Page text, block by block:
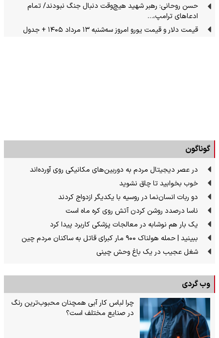
حسن روحانی: رهبر شهید هیچ‌وقت دنبال جنگ نبودند/ تمام
ادعاهای ترامپ،…
قیمت دلار و قیمت یورو امروز سه‌شنبه ۱۳ مرداد ۱۴۰۵ + جدول
گوناگون
در عصر دیجیتال مردم به دوربین‌های مکانیکی روی آورده‌اند
خوب بخوابید تا چاق نشوید
دو ربات انسان‌نما در روسیه با یکدیگر ازدواج کردند
ناسا درصدد روشن کردن آتش روی کره ماه است
یک بار هم نوشابه در معالجات پزشکی کاربرد پیدا کرد
ببینید | حمله هولناک ۹۰۰ مار کبرای قاتل به ساکنان مردم چین
شغل عجیب در یک باغ وحش چینی
وب گردی
چرا لباس کار آبی همچنان محبوب‌ترین رنگ
در صنایع مختلف است؟